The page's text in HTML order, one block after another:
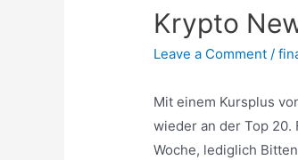
Krypto
Leave a Comment /
Mit einem Kursplus
wieder an der Top
Woche, lediglich